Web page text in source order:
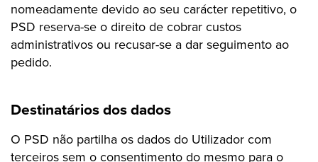
nomeadamente devido ao seu carácter repetitivo, o
PSD reserva-se o direito de cobrar custos
administrativos ou recusar-se a dar seguimento ao
pedido.
Destinatários dos dados
O PSD não partilha os dados do Utilizador com
terceiros sem o consentimento do mesmo para o